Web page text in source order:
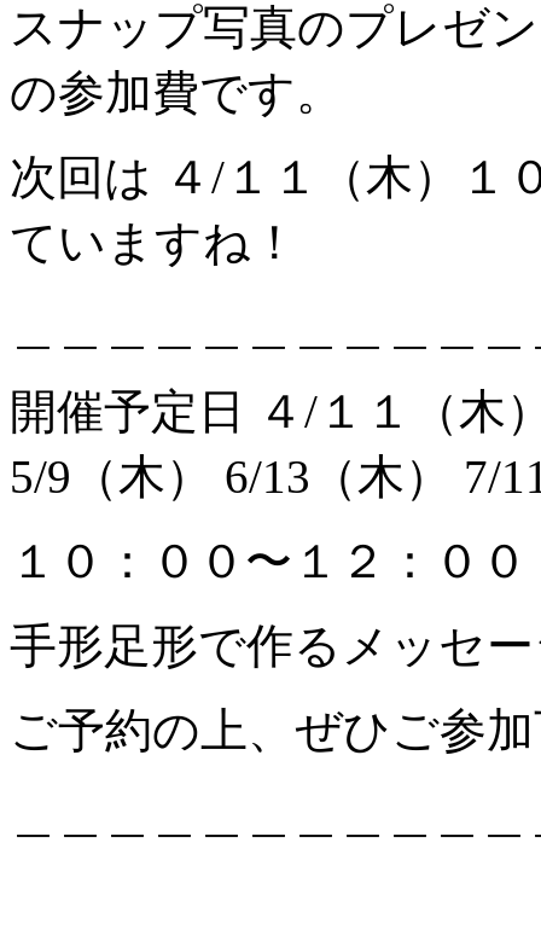
スナップ写真のプレゼ
の参加費です。
次回は ４/１１（木）１
ていますね！
開催予定日 ４/１１（木
5/9（木） 6/13（木） 7/
１０：００〜１２：０
手形足形で作るメッセ
ご予約の上、ぜひご参